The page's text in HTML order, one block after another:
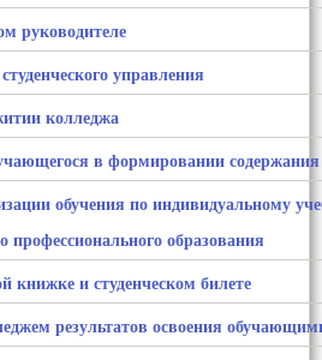
руководителе
управления
колледжа
в формировании содержания
обучения по индивидуальному
профессионального образования
книжке и студенческом билете
результатов освоения